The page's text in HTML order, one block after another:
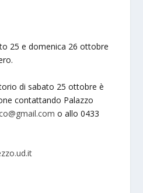
25 e domenica 26 ottobre
di sabato 25 ottobre è
contattando Palazzo
o allo 0433